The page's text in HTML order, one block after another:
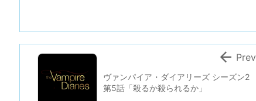
ヴァンパイア・ダイアリーズ シーズン2
第5話「殺るか殺られるか」
 Prev